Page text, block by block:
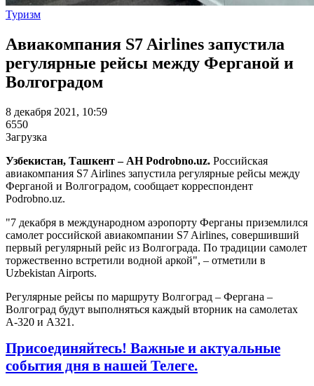
Туризм
Авиакомпания S7 Airlines запустила
регулярные рейсы между Ферганой и
Волгоградом
8 декабря 2021, 10:59
6550
Загрузка
Узбекистан, Ташкент – АН Podrobno.uz. Российская
авиакомпания S7 Airlines запустила регулярные рейсы между
Ферганой и Волгоградом, сообщает корреспондент
Podrobno.uz.
"7 декабря в международном аэропорту Ферганы приземлился
самолет российской авиакомпании S7 Airlines, совершивший
первый регулярный рейс из Волгограда. По традиции самолет
торжественно встретили водной аркой", – отметили в
Uzbekistan Airports.
Регулярные рейсы по маршруту Волгоград – Фергана –
Волгоград будут выполняться каждый вторник на самолетах
А-320 и А321.
Присоединяйтесь! Важные и актуальные
события дня в нашей Телеге.